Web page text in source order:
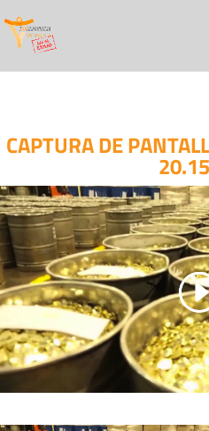
CAPTURA DE